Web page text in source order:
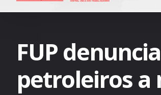
FUP
petroleiros a